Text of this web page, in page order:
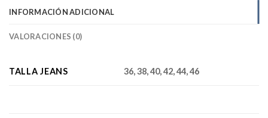
INFORMACIÓN ADICIONAL
VALORACIONES (0)
TALLA JEANS 36, 38, 40, 42, 44, 46